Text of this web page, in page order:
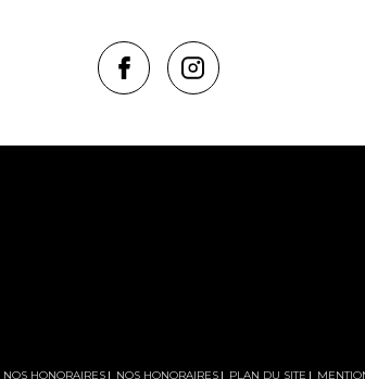
NOS HONORAIRES NOS HONORAIRES PLAN DU SITE